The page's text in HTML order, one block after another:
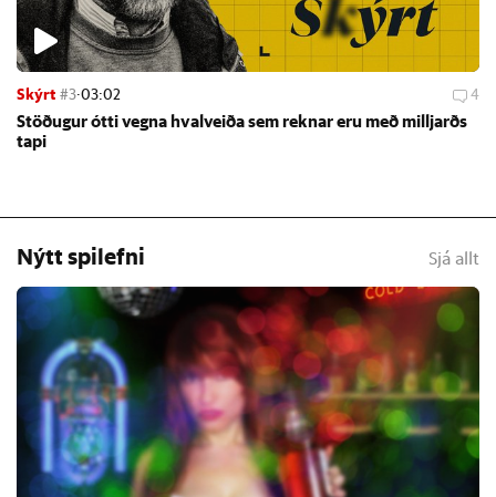
Skýrt #3·03:02 4
Stöð­ug­ur ótti vegna hval­veiða sem rekn­ar eru með millj­arðs
tapi
Nýtt spilefni Sjá allt